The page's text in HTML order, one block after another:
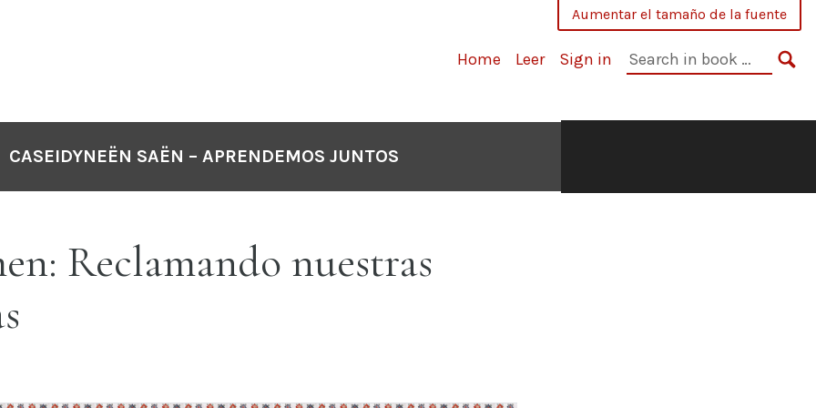
Aumentar el tamaño de la fuente
Home Leer Sign in
Buscar
en
CASEIDYNEËN SAËN – APRENDEMOS JUNTOS
Reclamando nuestras